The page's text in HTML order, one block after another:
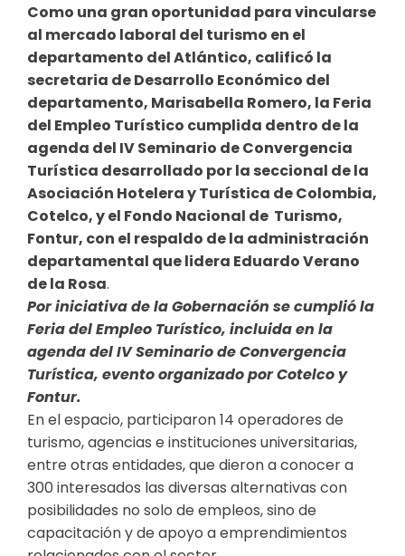
Como una gran oportunidad para vincularse
al mercado laboral del turismo en el
departamento del Atlántico, calificó la
secretaria de Desarrollo Económico del
departamento, Marisabella Romero, la Feria
del Empleo Turístico cumplida dentro de la
agenda del IV Seminario de Convergencia
Turística desarrollado por la seccional de la
Asociación Hotelera y Turística de Colombia,
Cotelco, y el Fondo Nacional de Turismo,
Fontur, con el respaldo de la administración
departamental que lidera Eduardo Verano
de la Rosa.
Por iniciativa de la Gobernación se cumplió la
Feria del Empleo Turístico, incluida en la
agenda del IV Seminario de Convergencia
Turística, evento organizado por Cotelco y
Fontur.
En el espacio, participaron 14 operadores de
turismo, agencias e instituciones universitarias,
entre otras entidades, que dieron a conocer a
300 interesados las diversas alternativas con
posibilidades no solo de empleos, sino de
capacitación y de apoyo a emprendimientos